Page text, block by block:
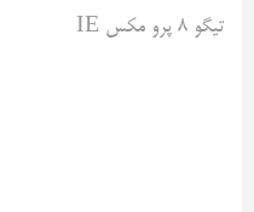
تیگو ۸ پرو مکس IE